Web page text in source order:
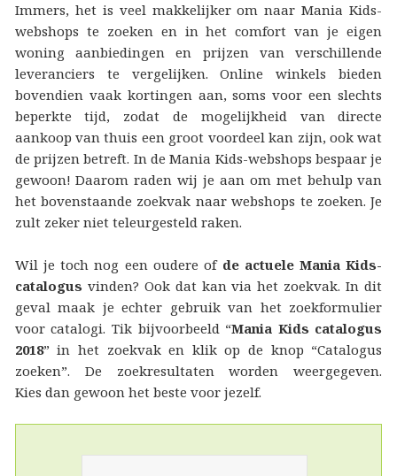
Immers, het is veel makkelijker om naar Mania Kids-
webshops te zoeken en in het comfort van je eigen
woning aanbiedingen en prijzen van verschillende
leveranciers te vergelijken. Online winkels bieden
bovendien vaak kortingen aan, soms voor een slechts
beperkte tijd, zodat de mogelijkheid van directe
aankoop van thuis een groot voordeel kan zijn, ook wat
de prijzen betreft. In de Mania Kids-webshops bespaar je
gewoon! Daarom raden wij je aan om met behulp van
het bovenstaande zoekvak naar webshops te zoeken. Je
zult zeker niet teleurgesteld raken.
Wil je toch nog een oudere of de actuele Mania Kids-
catalogus vinden? Ook dat kan via het zoekvak. In dit
geval maak je echter gebruik van het zoekformulier
voor catalogi. Tik bijvoorbeeld “Mania Kids catalogus
2018” in het zoekvak en klik op de knop “Catalogus
zoeken”. De zoekresultaten worden weergegeven.
Kies dan gewoon het beste voor jezelf.